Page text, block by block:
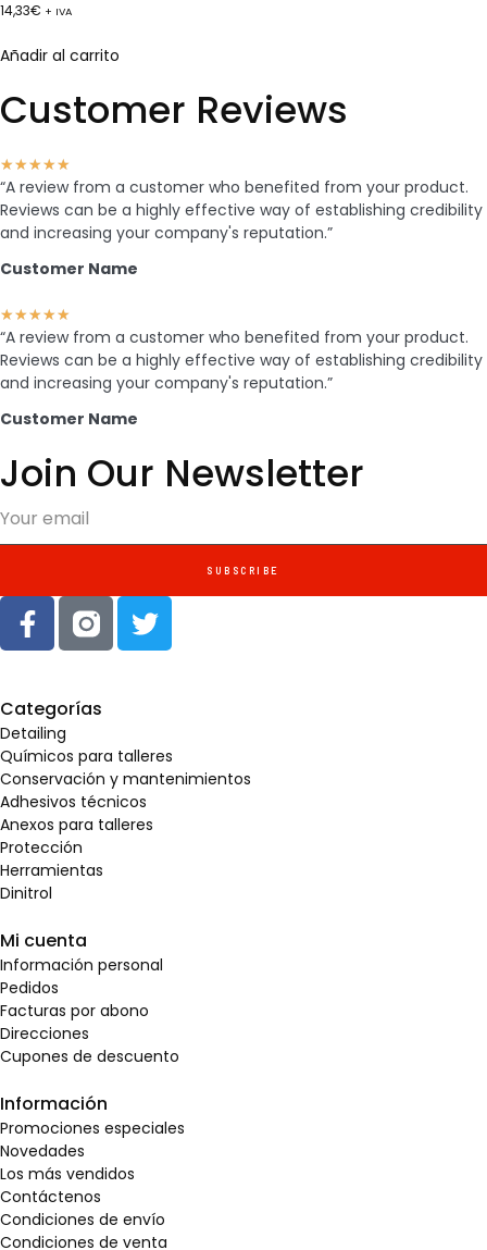
14,33€ + IVA
Añadir al carrito
Customer Reviews
★★★★★
“A review from a customer who benefited from your product.
Reviews can be a highly effective way of establishing credibility
and increasing your company's reputation.”
Customer Name
★★★★★
“A review from a customer who benefited from your product.
Reviews can be a highly effective way of establishing credibility
and increasing your company's reputation.”
Customer Name
Join Our Newsletter
SUBSCRIBE
Categorías
Detailing
Químicos para talleres
Conservación y mantenimientos
Adhesivos técnicos
Anexos para talleres
Protección
Herramientas
Dinitrol
Mi cuenta
Información personal
Pedidos
Facturas por abono
Direcciones
Cupones de descuento
Información
Promociones especiales
Novedades
Los más vendidos
Contáctenos
Condiciones de envío
Condiciones de venta